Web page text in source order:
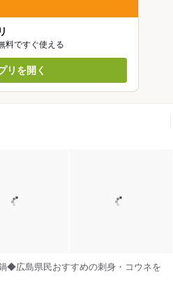
料ですぐ使える
リを開く
◆広島県民おすすめの刺身・コウネを